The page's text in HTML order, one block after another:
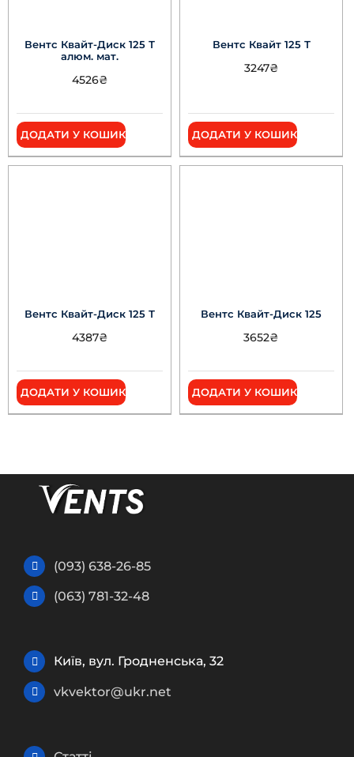
Вентс Квайт-Диск 125 Т
алюм. мат.
4526₴
ДОДАТИ У КОШИК
Вентс Квайт 125 Т
3247₴
ДОДАТИ У КОШИК
Вентс Квайт-Диск 125 Т
4387₴
ДОДАТИ У КОШИК
Вентс Квайт-Диск 125
3652₴
ДОДАТИ У КОШИК
(093) 638-26-85
(063) 781-32-48
Київ, вул. Гродненська, 32
vkvektor@ukr.net